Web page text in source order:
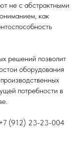
не с абстрактными
как
решений позволит
оборудования
потребности в
(912) 23-23-004